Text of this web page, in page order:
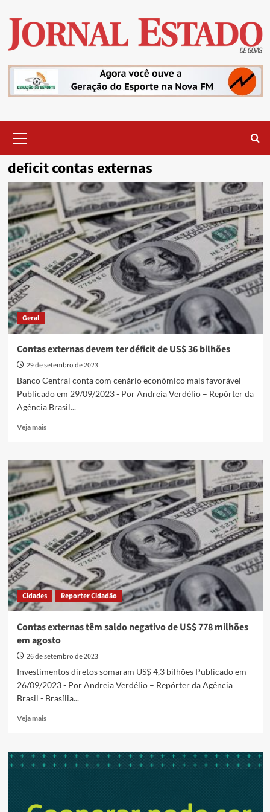
content
Menu
deficit contas externas
Geral
Contas externas devem ter déficit de US$ 36 bilhões
29 de setembro de 2023
Banco Central conta com cenário econômico mais favorável
Publicado em 29/09/2023 - Por Andreia Verdélio – Repórter da
Agência Brasil...
Veja maisRead
Contas
externas
devem
ter
déficit
de
US$
36
bilhões
Cidades Reporter Cidadão
Contas externas têm saldo negativo de US$ 778 milhões
em agosto
26 de setembro de 2023
Investimentos diretos somaram US$ 4,3 bilhões Publicado em
26/09/2023 - Por Andreia Verdélio – Repórter da Agência
Brasil - Brasília...
Veja maisRead
Contas
externas
de